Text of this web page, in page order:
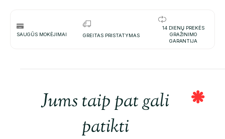
SAUGŪS MOKĖJIMAI GREITAS PRISTATYMAS
14 DIENŲ PREKĖS
GRAŽINIMO
GARANTIJA
Jums taip pat gali
patikti